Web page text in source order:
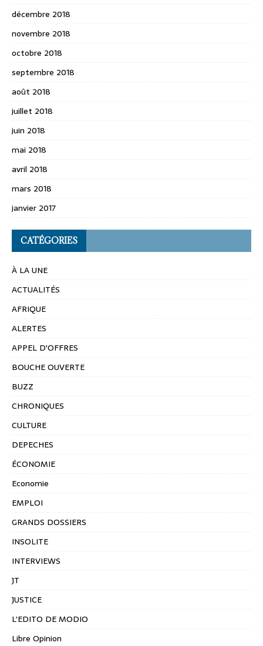
décembre 2018
novembre 2018
octobre 2018
septembre 2018
août 2018
juillet 2018
juin 2018
mai 2018
avril 2018
mars 2018
janvier 2017
CATÉGORIES
À LA UNE
ACTUALITÉS
AFRIQUE
ALERTES
APPEL D'OFFRES
BOUCHE OUVERTE
BUZZ
CHRONIQUES
CULTURE
DEPECHES
ÉCONOMIE
Economie
EMPLOI
GRANDS DOSSIERS
INSOLITE
INTERVIEWS
JT
JUSTICE
L'EDITO DE MODIO
Libre Opinion